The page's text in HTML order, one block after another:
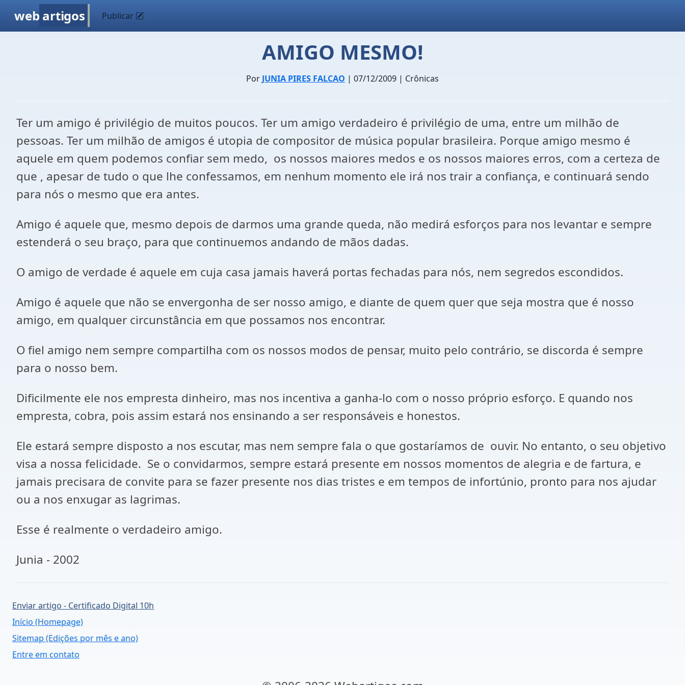
web artigos Publicar
AMIGO MESMO!
Por JUNIA PIRES FALCAO | 07/12/2009 | Crônicas
Ter um amigo é privilégio de muitos poucos. Ter um amigo verdadeiro é privilégio de uma, entre um milhão de
pessoas. Ter um milhão de amigos é utopia de compositor de música popular brasileira. Porque amigo mesmo é
aquele em quem podemos confiar sem medo, os nossos maiores medos e os nossos maiores erros, com a certeza de
que , apesar de tudo o que lhe confessamos, em nenhum momento ele irá nos trair a confiança, e continuará sendo
para nós o mesmo que era antes.
Amigo é aquele que, mesmo depois de darmos uma grande queda, não medirá esforços para nos levantar e sempre
estenderá o seu braço, para que continuemos andando de mãos dadas.
O amigo de verdade é aquele em cuja casa jamais haverá portas fechadas para nós, nem segredos escondidos.
Amigo é aquele que não se envergonha de ser nosso amigo, e diante de quem quer que seja mostra que é nosso
amigo, em qualquer circunstância em que possamos nos encontrar.
O fiel amigo nem sempre compartilha com os nossos modos de pensar, muito pelo contrário, se discorda é sempre
para o nosso bem.
Dificilmente ele nos empresta dinheiro, mas nos incentiva a ganha-lo com o nosso próprio esforço. E quando nos
empresta, cobra, pois assim estará nos ensinando a ser responsáveis e honestos.
Ele estará sempre disposto a nos escutar, mas nem sempre fala o que gostaríamos de ouvir. No entanto, o seu objetivo
visa a nossa felicidade. Se o convidarmos, sempre estará presente em nossos momentos de alegria e de fartura, e
jamais precisara de convite para se fazer presente nos dias tristes e em tempos de infortúnio, pronto para nos ajudar
ou a nos enxugar as lagrimas.
Esse é realmente o verdadeiro amigo.
Junia - 2002
Enviar artigo - Certificado Digital 10h
Início (Homepage)
Sitemap (Edições por mês e ano)
Entre em contato